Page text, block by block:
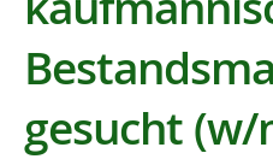
gesucht (w/